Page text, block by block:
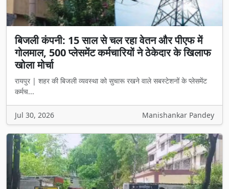
बिजली कंपनी: 15 साल से चल रहा वेतन और पीएफ में
गोलमाल, 500 प्लेसमेंट कर्मचारियों ने ठेकेदार के खिलाफ
खोला मोर्चा
रायपुर | शहर की बिजली व्यवस्था को सुचारू रखने वाले सबस्टेशनों के प्लेसमेंट
कर्मच...
Jul 30, 2026 Manishankar Pandey